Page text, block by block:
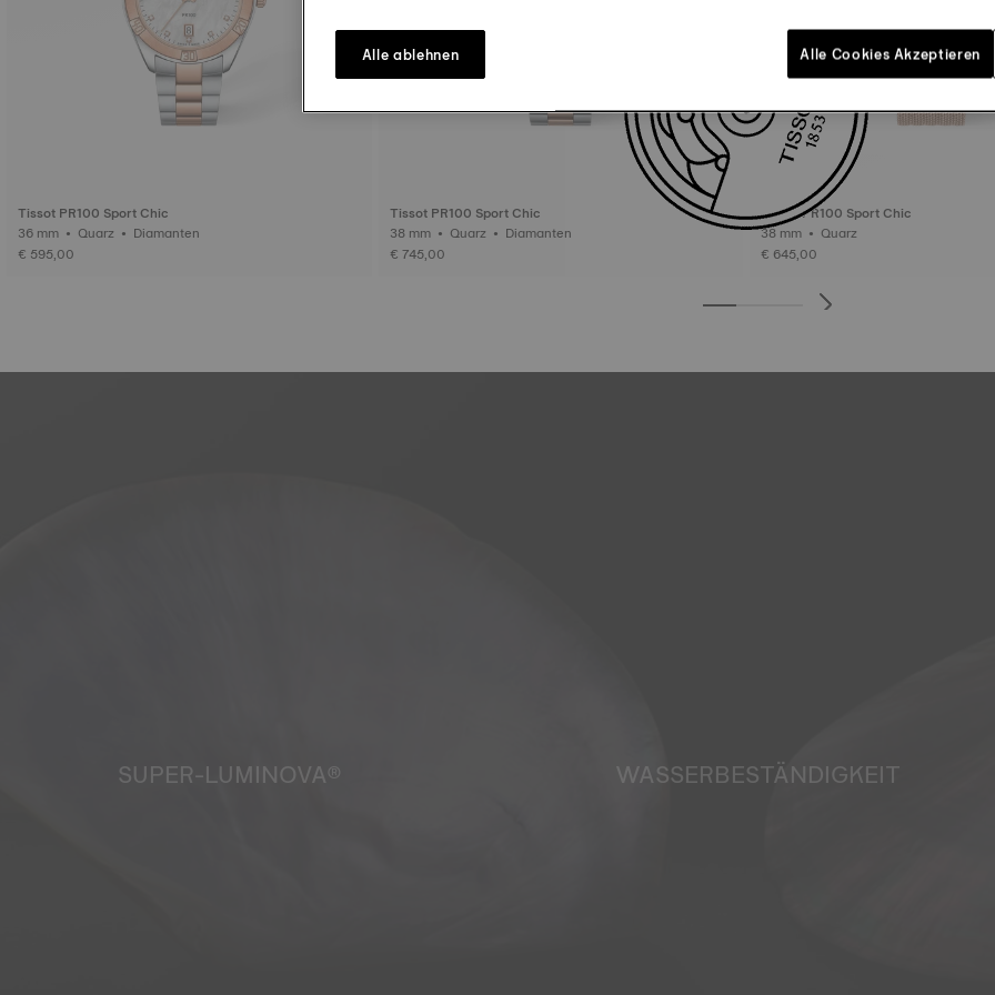
Tissot PR100 Sport Chic
36 mm • Quarz • Diamanten
€ 595,00
Tissot PR100 Sport Chic
38 mm • Quarz • Diamanten
€ 745,00
Tissot PR100 Sport Chic
38 mm • Quarz
€ 645,00
SUPER-LUMINOVA® WASSERBESTÄNDIGKEIT
Alle ablehnen Alle Cookies Akzeptieren